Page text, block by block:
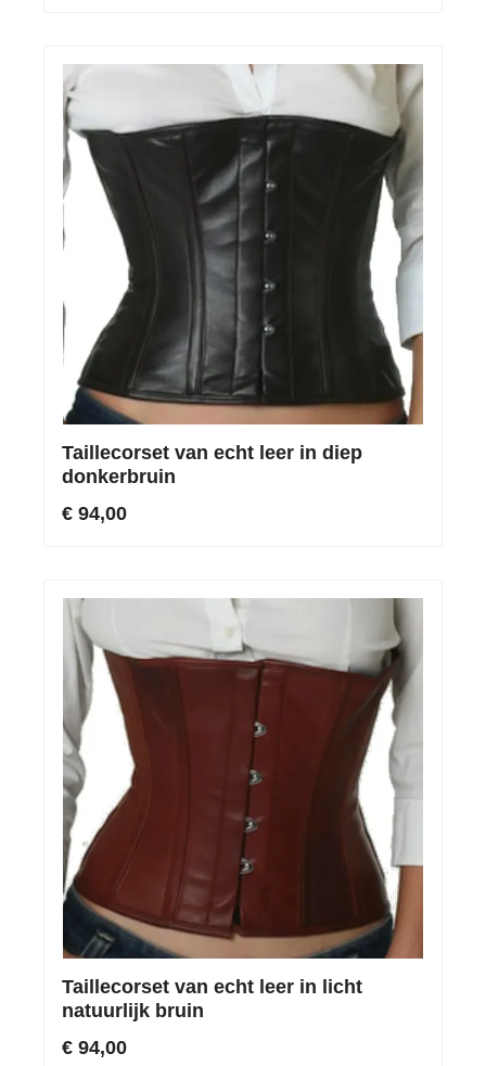
Taillecorset van echt leer in diep
donkerbruin
€ 94,00
Taillecorset van echt leer in licht
natuurlijk bruin
€ 94,00